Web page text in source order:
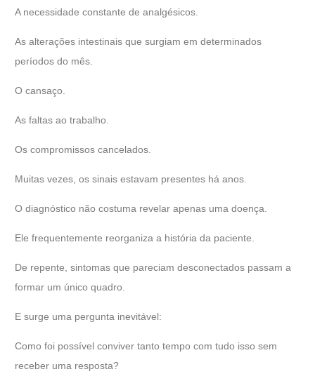
A necessidade constante de analgésicos.
As alterações intestinais que surgiam em determinados
períodos do mês.
O cansaço.
As faltas ao trabalho.
Os compromissos cancelados.
Muitas vezes, os sinais estavam presentes há anos.
O diagnóstico não costuma revelar apenas uma doença.
Ele frequentemente reorganiza a história da paciente.
De repente, sintomas que pareciam desconectados passam a
formar um único quadro.
E surge uma pergunta inevitável:
Como foi possível conviver tanto tempo com tudo isso sem
receber uma resposta?